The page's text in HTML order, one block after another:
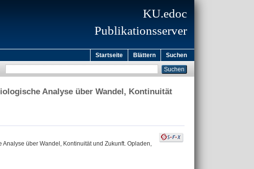
KU.edoc
Publikationsserver
Startseite Blättern Suchen
Analyse über Wandel, Kontinuität
über Wandel, Kontinuität und Zukunft. Opladen,